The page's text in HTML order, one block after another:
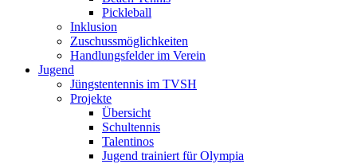
Pickleball
Inklusion
Zuschussmöglichkeiten
Handlungsfelder im Verein
Jugend
Jüngstentennis im TVSH
Projekte
Übersicht
Schultennis
Talentinos
Jugend trainiert für Olympia